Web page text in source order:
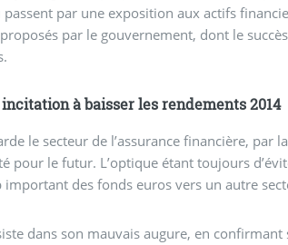
par une exposition aux actifs
par le gouvernement, dont le
à baisser les rendements 2014
le secteur de l’assurance financière, par
pour le futur. L’optique étant toujours
des fonds euros vers un autre
dans son mauvais augure, en